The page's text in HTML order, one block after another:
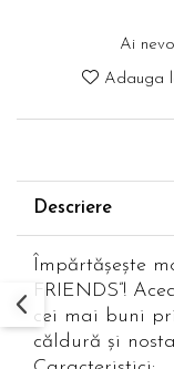
Ai
Adauga
Descriere
Împărtășește
FRIENDS”!
cei mai buni
căldură și